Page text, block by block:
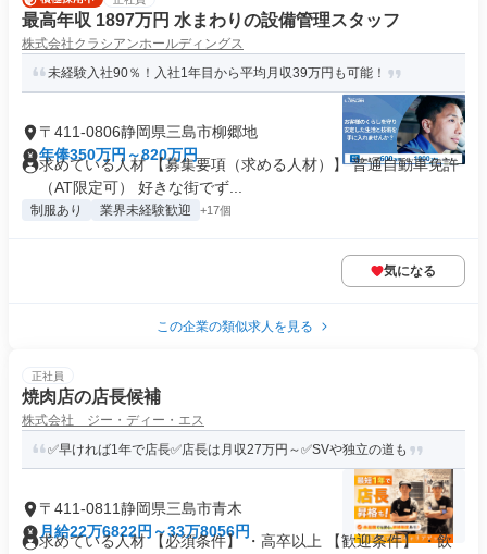
最高年収 1897万円 水まわりの設備管理スタッフ
株式会社クラシアンホールディングス
未経験入社90％！入社1年目から平均月収39万円も可能！
〒411-0806静岡県三島市柳郷地
年俸350万円～820万円
求めている人材 【募集要項（求める人材）】 普通自動車免許
（AT限定可） 好きな街でず...
制服あり 業界未経験歓迎 +17個
気になる
この企業の類似求人を見る
正社員
焼肉店の店長候補
株式会社 ジー・ディー・エス
✅早ければ1年で店長✅店長は月収27万円～✅SVや独立の道も
〒411-0811静岡県三島市青木
月給22万6822円～33万8056円
求めている人材 【必須条件】 ・高卒以上 【歓迎条件】 ・飲